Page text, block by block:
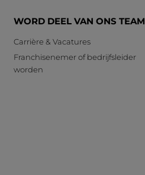
WORD DEEL VAN ONS TEAM
Carrière & Vacatures
Franchisenemer of bedrijfsleider
worden